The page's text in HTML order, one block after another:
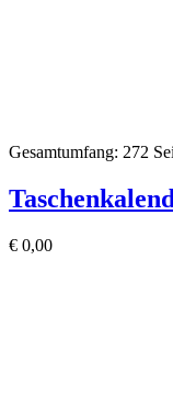
Gesamtumfang: 272
€ 0,00